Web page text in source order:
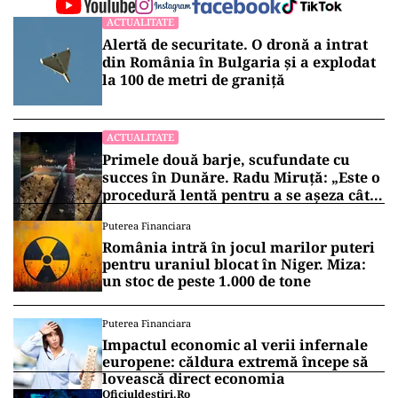
ACTUALITATE
Alertă de securitate. O dronă a intrat
din România în Bulgaria şi a explodat
la 100 de metri de graniţă
ACTUALITATE
Primele două barje, scufundate cu
succes în Dunăre. Radu Miruță: „Este o
procedură lentă pentru a se așeza cât
Puterea Financiara
România intră în jocul marilor puteri
pentru uraniul blocat în Niger. Miza:
un stoc de peste 1.000 de tone
Puterea Financiara
Impactul economic al verii infernale
europene: căldura extremă începe să
lovească direct economia
Oficiuldestiri.ro